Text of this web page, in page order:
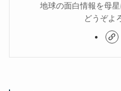
地球の面白情報を母星
どうぞよ